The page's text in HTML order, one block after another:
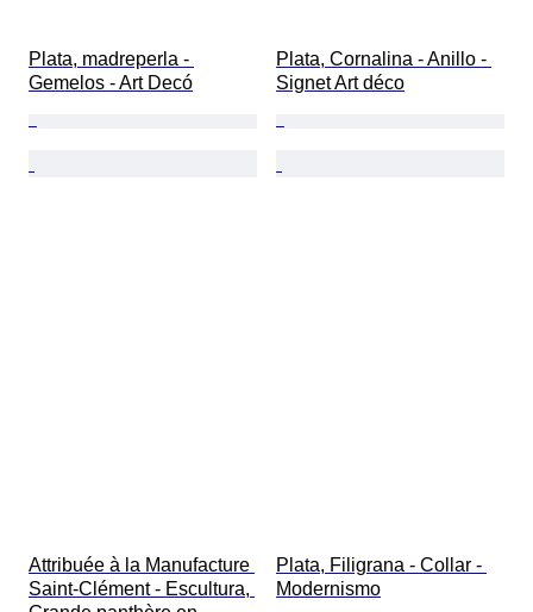
Plata, madreperla -
Gemelos - Art Decó
Plata, Cornalina - Anillo -
Signet Art déco
Attribuée à la Manufacture
Saint-Clément - Escultura,
Plata, Filigrana - Collar -
Modernismo